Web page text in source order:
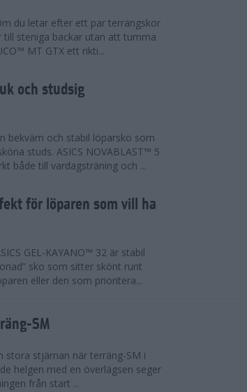
du letar efter ett par terrängskor
steniga backar utan att tumma
MT GTX ett rikti...
och studsig
bekväm och stabil löparsko som
studs. ASICS NOVABLAST™ 5
både till vardagsträning och ...
för löparen som vill ha
GEL-KAYANO™ 32 är stabil
sko som sitter skönt runt
eller den som prioritera...
SM
stora stjärnan när terräng-SM i
helgen med en överlägsen seger
från start ...